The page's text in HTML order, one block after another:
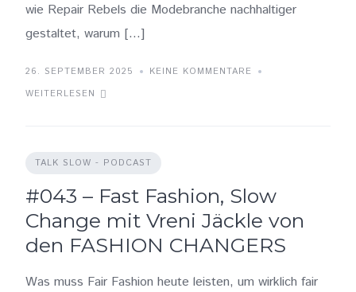
wie Repair Rebels die Modebranche nachhaltiger
gestaltet, warum […]
26. SEPTEMBER 2025
KEINE KOMMENTARE
WEITERLESEN
TALK SLOW - PODCAST
#043 – Fast Fashion, Slow
Change mit Vreni Jäckle von
den FASHION CHANGERS
Was muss Fair Fashion heute leisten, um wirklich fair